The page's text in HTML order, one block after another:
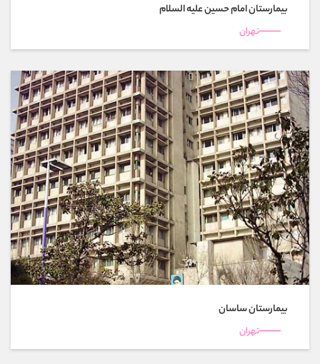
بیمارستان امام حسين عليه السلام
تهران
بیمارستان ساسان
تهران